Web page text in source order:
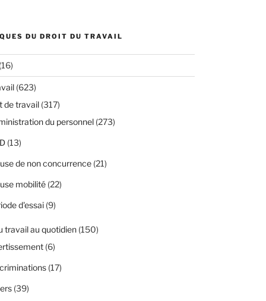
DU DROIT DU TRAVAIL
(623)
de travail(317)
du personnel(273)
(13)
de non concurrence(21)
mobilité(22)
d'essai(9)
travail au quotidien(150)
(6)
(17)
(39)